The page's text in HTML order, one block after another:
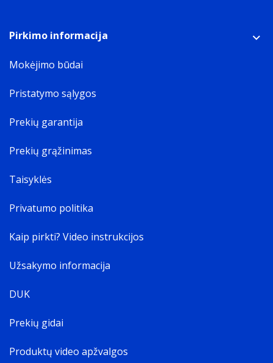
1 vnt
Pirkimo informacija
Mokėjimo būdai
Pristatymo sąlygos
Prekių garantija
Prekių grąžinimas
Taisyklės
Privatumo politika
Kaip pirkti? Video instrukcijos
Užsakymo informacija
DUK
Prekių gidai
Produktų video apžvalgos